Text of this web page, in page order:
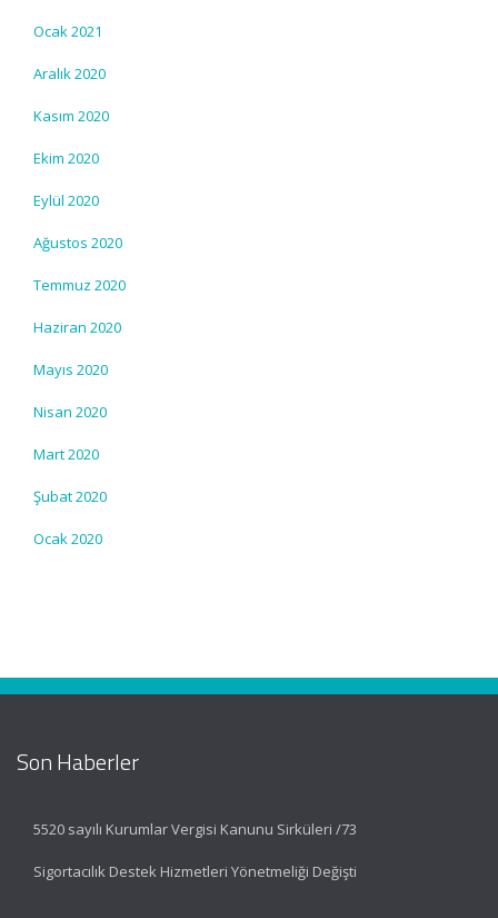
Ocak 2021
Aralık 2020
Kasım 2020
Ekim 2020
Eylül 2020
Ağustos 2020
Temmuz 2020
Haziran 2020
Mayıs 2020
Nisan 2020
Mart 2020
Şubat 2020
Ocak 2020
Son Haberler
5520 sayılı Kurumlar Vergisi Kanunu Sirküleri /73
Sigortacılık Destek Hizmetleri Yönetmeliği Değişti